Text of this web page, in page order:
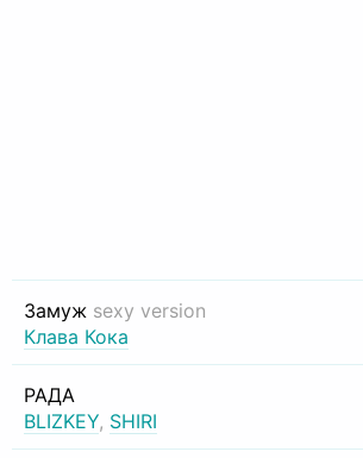
Замуж sexy version
Клава Кока
РАДА
BLIZKEY, SHIRI